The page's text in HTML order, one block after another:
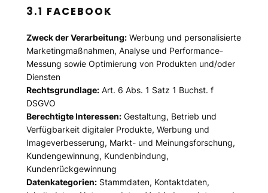
3.1 FACEBOOK
Zweck der Verarbeitung:Werbung und personalisierte
Marketingmaßnahmen, Analyse und Performance-
Messung sowie Optimierung von Produkten und/oder
Diensten
Rechtsgrundlage:Art. 6 Abs. 1 Satz 1 Buchst. f
DSGVO
Berechtigte Interessen:Gestaltung, Betrieb und
Verfügbarkeit digitaler Produkte, Werbung und
Imageverbesserung, Markt- und Meinungsforschung,
Kundengewinnung, Kundenbindung,
Kundenrückgewinnung
Datenkategorien:Stammdaten, Kontaktdaten,